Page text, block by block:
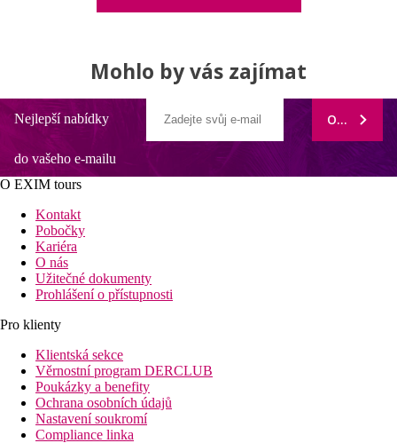
Mohlo by vás zajímat
Nejlepší nabídky
do vašeho e-mailu
ODEBÍRAT
O EXIM tours
Kontakt
Pobočky
Kariéra
O nás
Užitečné dokumenty
Prohlášení o přístupnosti
Pro klienty
Klientská sekce
Věrnostní program DERCLUB
Poukázky a benefity
Ochrana osobních údajů
Nastavení soukromí
Compliance linka